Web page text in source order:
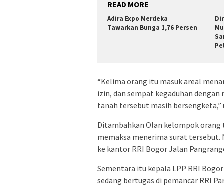
READ MORE
Adira Expo Merdeka
Tawarkan Bunga 1,76 Persen
“Kelima orang itu masuk areal
izin, dan sempat kegaduhan
tanah tersebut masih bersengketa,”
Ditambahkan Olan kelompok
memaksa menerima surat
ke kantor RRI Bogor Jalan
Sementara itu kepala LPP RRI
sedang bertugas di pemancar RRI